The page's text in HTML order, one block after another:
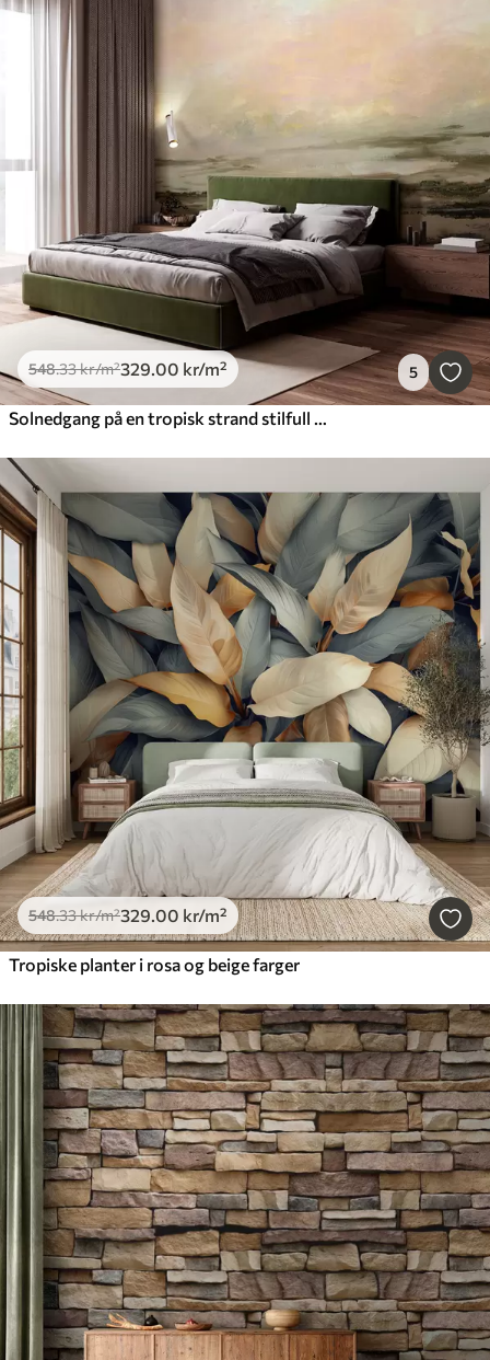
548.33kr/m²329.00 kr/m² 5
Solnedgang på en tropisk strand stilfull minimalisme og loft
548.33kr/m²329.00 kr/m²
Tropiske planter i rosa og beige farger